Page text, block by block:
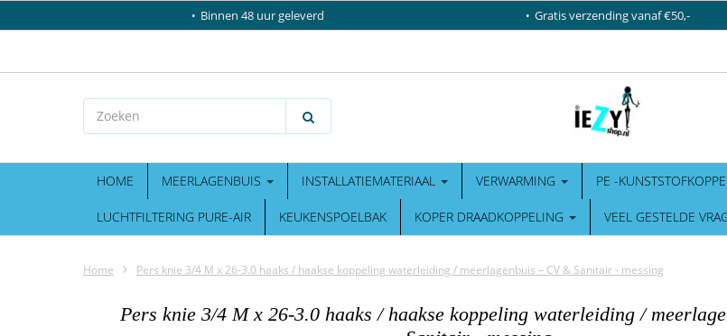
Binnen 48 uur geleverd Gratis verzending vanaf €50,-
HOME MEERLAGENBUIS INSTALLATIEMATERIAAL VERWARMING PE -
LUCHTFILTERING PURE-AIR KEUKENSPOELBAK KOPER DRAADKOPPELING VEEL GESTELDE
Home Pers knie 3/4 M x 26-3.0 haaks / haakse koppeling waterleiding / meerlagenbuis – CV & Sanitair - messing
Pers knie 3/4 M x 26-3.0 haaks / haakse koppeling waterleiding /